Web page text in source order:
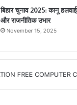
बिहार चुनाव 2025: कानू
और राजनीतिक उभार
November 15, 2025